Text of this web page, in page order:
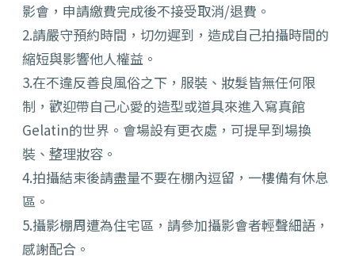
影會，申請繳費完成後不接受取消/退費。
2.請嚴守預約時間，切勿遲到，造成自己拍攝時間的
縮短與影響他人權益。
3.在不違反善良風俗之下，服裝、妝髮皆無任何限
制，歡迎帶自己心愛的造型或道具來進入寫真館
Gelatin的世界。會場設有更衣處，可提早到場換
裝、整理妝容。
4.拍攝結束後請盡量不要在棚內逗留，一樓備有休息
區。
5.攝影棚周遭為住宅區，請參加攝影會者輕聲細語，
感謝配合。